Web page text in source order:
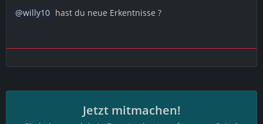
willy10 hast du neue Erkentnisse ?
Jetzt mitmachen!